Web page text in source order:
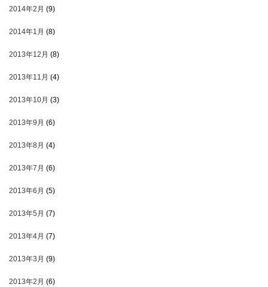
2014年2月 (9)
2014年1月 (8)
2013年12月 (8)
2013年11月 (4)
2013年10月 (3)
2013年9月 (6)
2013年8月 (4)
2013年7月 (6)
2013年6月 (5)
2013年5月 (7)
2013年4月 (7)
2013年3月 (9)
2013年2月 (6)